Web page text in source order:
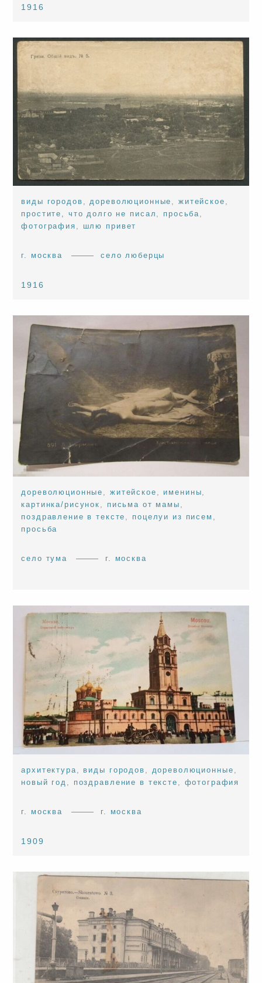
1916
виды городов ,дореволюционные ,житейское ,
простите, что долго не писал , просьба,
фотография , шлю привет
г. москва село люберцы
1916
дореволюционные житейское именины
картинка/рисунок
письма от мамы
поздравление в тексте
поцелуи из писем
просьба
село тума г. москва
архитектура виды городов дореволюционные
новый год
поздравление в тексте фотография
г. москва г. москва
1909